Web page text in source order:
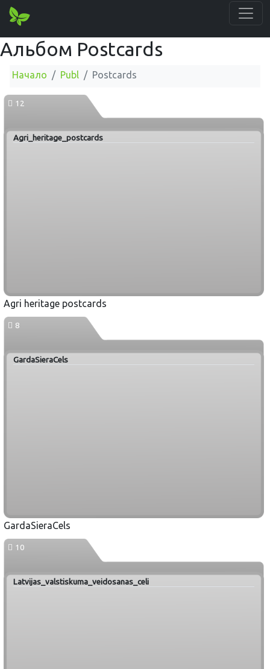
Альбом Postcards
Начало Publ Postcards
12
Agri_heritage_postcards
Agri heritage postcards
8
GardaSieraCels
GardaSieraCels
10
Latvijas_valstiskuma_veidosanas_celi